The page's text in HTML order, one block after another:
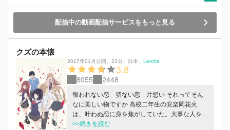
配信中の動画配信サービスをもっと見る
クズの本懐
2017年01月公開 23分 日本 Lerche
3.8
8055 2448
報われない恋 切ない恋 片想い それってそん
なに美しい物ですか 高校二年生の安楽岡花火
は、叶わぬ恋に身を焦がしていた。大事な人を傷
つけ、傷つきながらも求めてしまう人のぬくも
>>続きを読む